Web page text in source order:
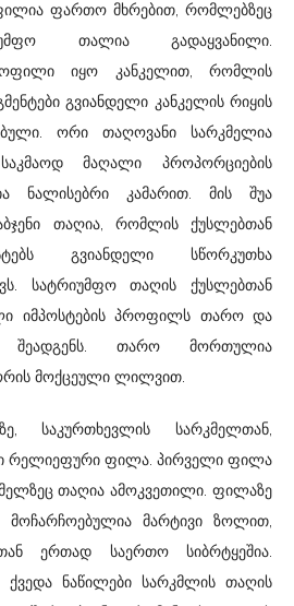
ფართო მხრებით, რომლებზეც
თალია გადაყვანილი.
იყო კანკელით, რომლის
გვიანდელი კანკელის რიყის
ორი თაღოვანი სარკმელია
მაღალი პროპორციების
ნალისებრი კამარით. მის შუა
თაღია, რომლის ქუსლებთან
გვიანდელი სწორკუთხა
სატრიუმფო თაღის ქუსლებთან
იმპოსტების პროფილს თარო და
შეადგენს. თარო მორთულია
მოქცეული ლილვით.
საკურთხევლის სარკმელთან,
რელიეფური ფილა. პირველი ფილა
თაღია ამოკვეთილი. ფილაზე
მოჩარჩოებულია მარტივი ზოლით,
ერთად საერთო სიბრტყეშია.
ნაწილები სარკმლის თაღის